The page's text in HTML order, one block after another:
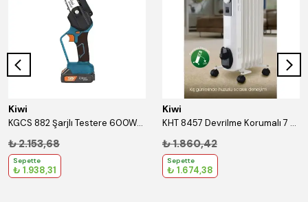
Kiwi
KGCS 882 Şarjlı Testere 600W/18V/1.3Ah
₺ 2.153,68
Sepette
₺ 1.938,31
Kiwi
KHT 8457 Devrilme Korumalı 7 Bölmeli Yağlı Radyatör Beyaz
₺ 1.860,42
Sepette
₺ 1.674,38